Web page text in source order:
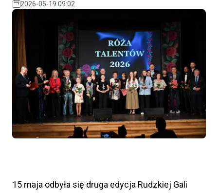
2026-05-19 09:02
15 maja odbyła się druga edycja Rudzkiej Gali